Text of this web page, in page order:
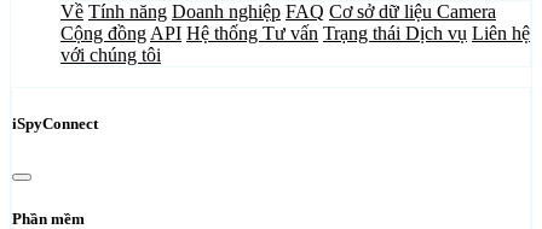
Về Tính năng Doanh nghiệp FAQ Cơ sở dữ liệu Camera
Cộng đồng API Hệ thống Tư vấn Trạng thái Dịch vụ Liên hệ
với chúng tôi
iSpyConnect
Phần mềm